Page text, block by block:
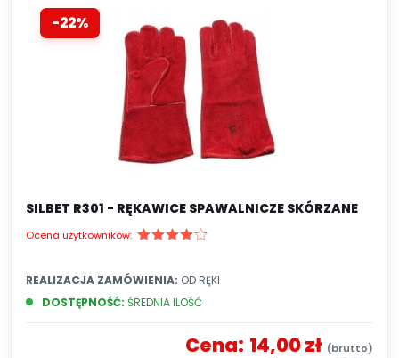
poziom ochrony i spełniają normy
bezpieczeństwa wymagane w branży
-22%
SILBET R301 - RĘKAWICE SPAWALNICZE SKÓRZANE
Ocena użytkowników:
DOSTĘPNOŚĆ: ŚREDNIA ILOŚĆ
REALIZACJA ZAMÓWIENIA: OD RĘKI
Cena: 14,00 zł